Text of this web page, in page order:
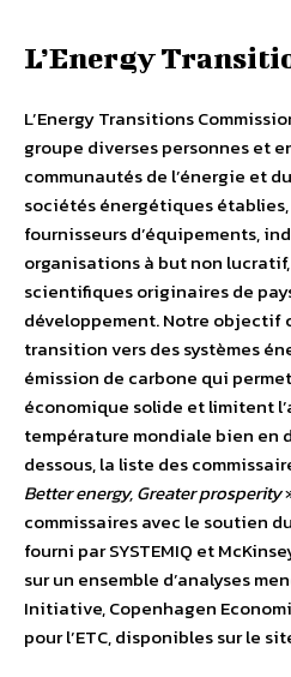
L’Energy
L’Energy Transitions
groupe diverses personnes et
communautés de l’énergie et
sociétés énergétiques
fournisseurs d’équipements,
organisations à but non
scientifiques originaires de
développement. Notre objectif
transition vers des systèmes
émission de carbone qui
économique solide et limitent
température mondiale bien en
dessous, la liste des
Better energy, Greater prosperity
commissaires avec le soutien
fourni par SYSTEMIQ et
sur un ensemble d’analyses
Initiative, Copenhagen
pour l’ETC, disponibles sur le